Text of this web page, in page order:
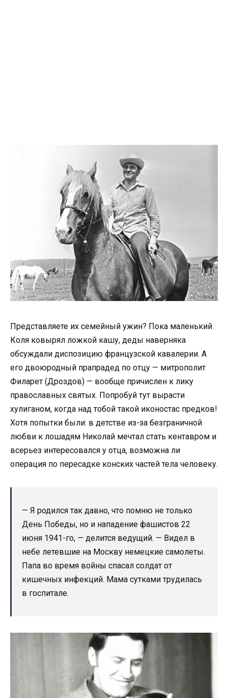
Представляете их семейный ужин? Пока маленький
Коля ковырял ложкой кашу, деды наверняка
обсуждали диспозицию французской кавалерии. А
его двоюродный прапрадед по отцу — митрополит
Филарет (Дроздов) — вообще причислен к лику
православных святых. Попробуй тут вырасти
хулиганом, когда над тобой такой иконостас предков!
Хотя попытки были: в детстве из-за безграничной
любви к лошадям Николай мечтал стать кентавром и
всерьез интересовался у отца, возможна ли
операция по пересадке конских частей тела человеку.
— Я родился так давно, что помню не только
День Победы, но и нападение фашистов 22
июня 1941-го, — делится ведущий. — Видел в
небе летевшие на Москву немецкие самолеты.
Папа во время войны спасал солдат от
кишечных инфекций. Мама сутками трудилась
в госпитале.